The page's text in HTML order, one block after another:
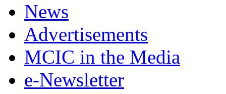
News
Advertisements
MCIC in the Media
e-Newsletter